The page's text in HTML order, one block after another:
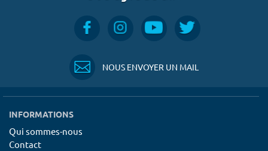
NOUS ENVOYER UN MAIL
INFORMATIONS
Qui sommes-nous
Contact